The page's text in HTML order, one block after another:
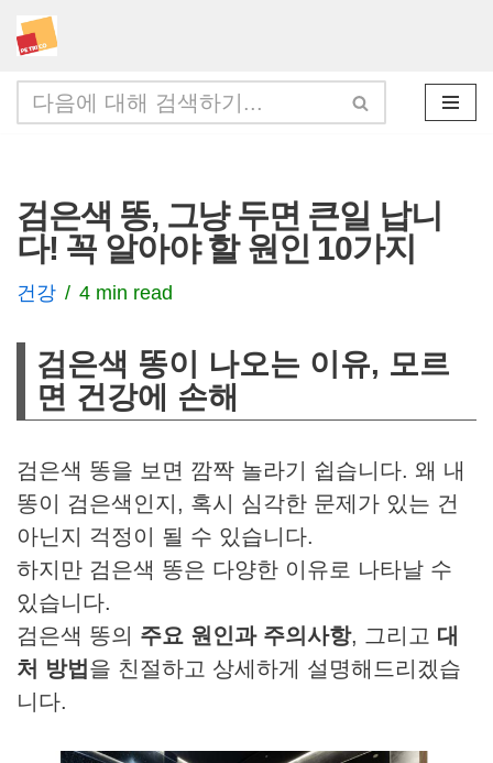
콘
텐
츠
너
뛰
기
검은색 똥, 그냥 두면 큰일 납니
다! 꼭 알아야 할 원인 10가지
건강 4 min read
검은색 똥이 나오는 이유, 모르
면 건강에 손해
검은색 똥을 보면 깜짝 놀라기 쉽습니다. 왜 내
똥이 검은색인지, 혹시 심각한 문제가 있는 건
아닌지 걱정이 될 수 있습니다.
하지만 검은색 똥은 다양한 이유로 나타날 수
있습니다.
검은색 똥의 주요 원인과 주의사항, 그리고 대
처 방법 을 친절하고 상세하게 설명해드리겠습
니다.